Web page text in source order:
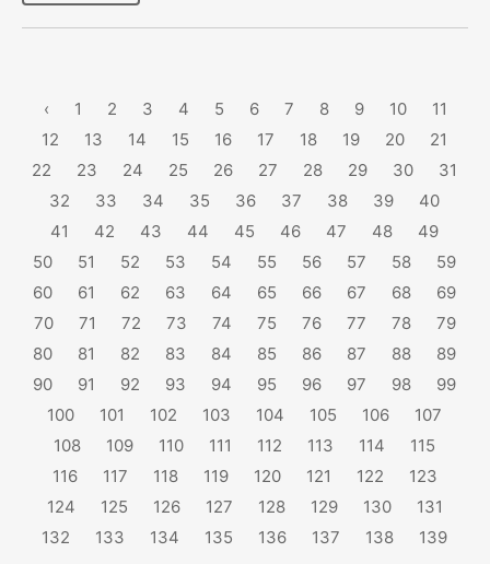
‹ 1 2 3 4 5 6 7 8 9 10
11
12
13 14 15 16 17 18 19 20
21
22
23 24 25 26 27 28 29 30
31
32
33 34 35 36 37 38 39
40
41
42 43 44 45 46 47 48
49
50
51 52 53 54 55 56 57 58
59
60
61 62 63 64 65 66 67 68
69
70
71 72 73 74 75 76 77 78
79
80
81 82 83 84 85 86 87 88
89
90
91 92 93 94 95 96 97 98
99
100
101 102 103 104 105 106
107
108
109 110 111 112 113 114
115
116
117 118 119 120 121 122
123
124
125 126 127 128 129 130
131
132
133 134 135 136 137 138
139